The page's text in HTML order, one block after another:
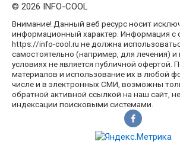
© 2026 INFO-COOL
Внимание! Данный веб ресурс носит
информационный характер. Информация с
https://info-cool.ru не должна
самостоятельно (например, для лечения) и
условиях не является публичной офертой.
материалов и использование их в любой
числе и в электронных СМИ, возможны
обратной активной ссылкой на наш сайт,
индексации поисковыми системами.